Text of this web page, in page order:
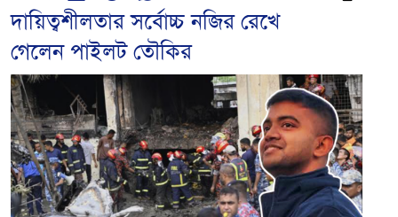
দায়িত্বশীলতার সর্বোচ্চ নজির রেখে
গেলেন পাইলট তৌকির